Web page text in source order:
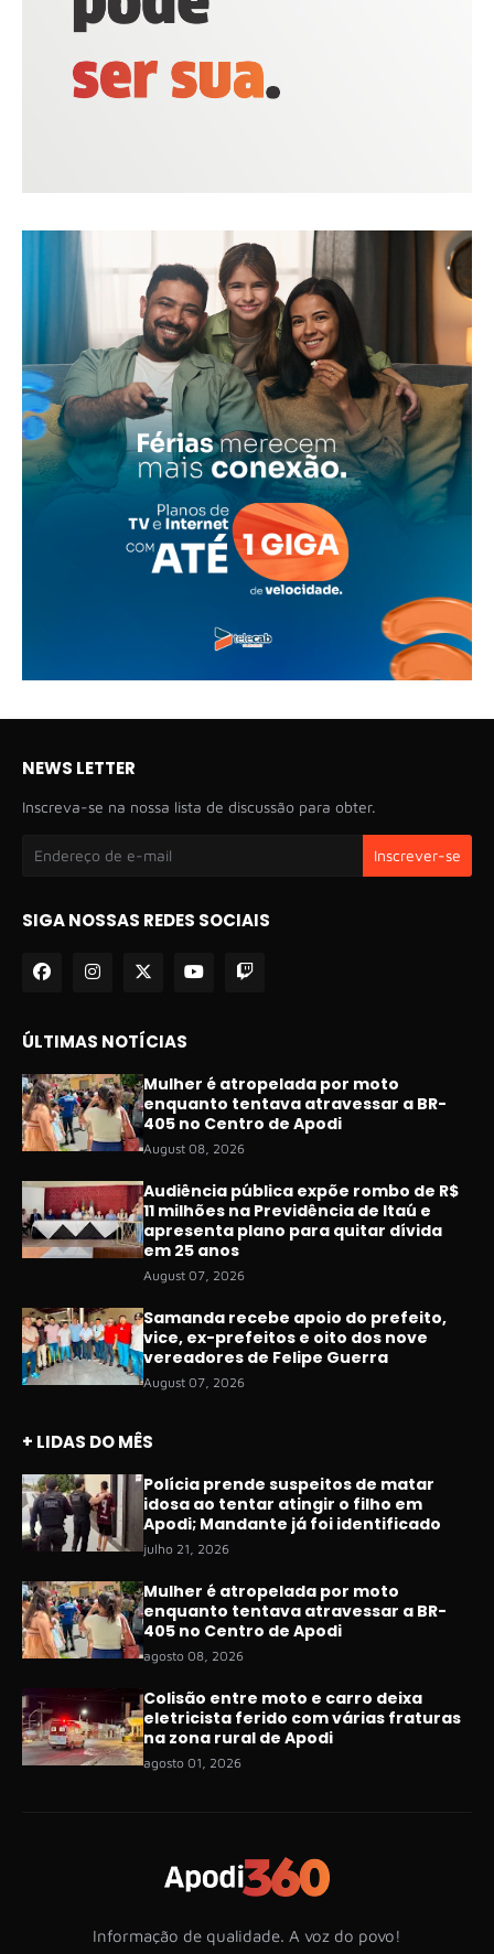
NEWS LETTER
Inscreva-se na nossa lista de discussão para obter.
SIGA NOSSAS REDES SOCIAIS
ÚLTIMAS NOTÍCIAS
Mulher é atropelada por moto
enquanto tentava atravessar a BR-
405 no Centro de Apodi
August 08, 2026
Audiência pública expõe rombo de R$
11 milhões na Previdência de Itaú e
apresenta plano para quitar dívida
em 25 anos
August 07, 2026
Samanda recebe apoio do prefeito,
vice, ex-prefeitos e oito dos nove
vereadores de Felipe Guerra
August 07, 2026
+ LIDAS DO MÊS
Polícia prende suspeitos de matar
idosa ao tentar atingir o filho em
Apodi; Mandante já foi identificado
julho 21, 2026
Mulher é atropelada por moto
enquanto tentava atravessar a BR-
405 no Centro de Apodi
agosto 08, 2026
Colisão entre moto e carro deixa
eletricista ferido com várias fraturas
na zona rural de Apodi
agosto 01, 2026
Informação de qualidade. A voz do povo!